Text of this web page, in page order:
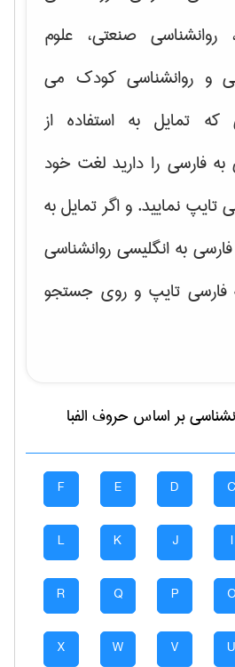
روانشناسی صنعتی، علوم
و روانشناسی کودک می
تمایل به استفاده از
فارسی را دارید لغت خود
تایپ نمایید. و اگر تمایل به
به انگلیسی روانشناسی
فارسی تایپ و روی جستجو
بر اساس حروف الفبا
C
D
E
F
I
J
K
L
O
P
Q
R
U
V
W
X